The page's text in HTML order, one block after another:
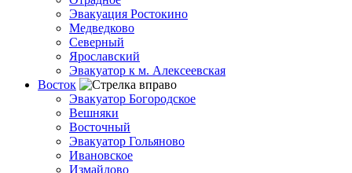
Эвакуация Ростокино
Медведково
Северный
Ярославский
Эвакуатор к м. Алексеевская
Восток
Эвакуатор Богородское
Вешняки
Восточный
Эвакуатор Гольяново
Ивановское
Измайлово